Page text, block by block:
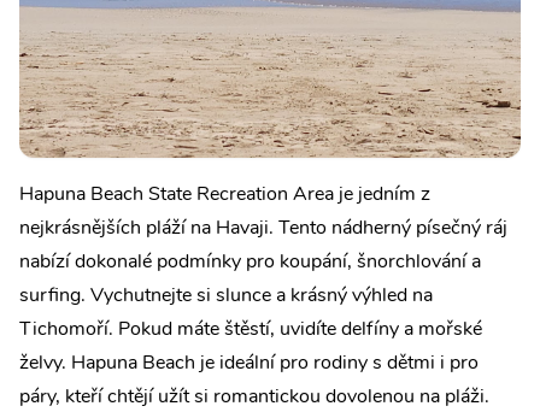
Hapuna Beach State Recreation Area je jedním z
nejkrásnějších pláží na Havaji. Tento nádherný písečný ráj
nabízí dokonalé podmínky pro koupání, šnorchlování a
surfing. Vychutnejte si slunce a krásný výhled na
Tichomoří. Pokud máte štěstí, uvidíte delfíny a mořské
želvy. Hapuna Beach je ideální pro rodiny s dětmi i pro
páry, kteří chtějí užít si romantickou dovolenou na pláži.